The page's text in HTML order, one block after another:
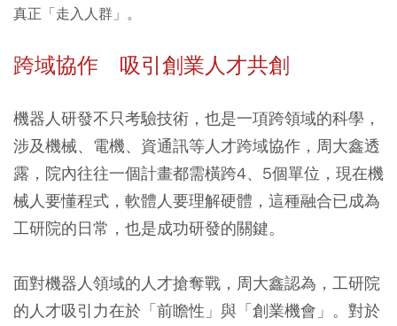
真正「走入人群」。
跨域協作 吸引創業人才共創
機器人研發不只考驗技術，也是一項跨領域的科學，
涉及機械、電機、資通訊等人才跨域協作，周大鑫透
露，院內往往一個計畫都需橫跨4、5個單位，現在機
械人要懂程式，軟體人要理解硬體，這種融合已成為
工研院的日常，也是成功研發的關鍵。
面對機器人領域的人才搶奪戰，周大鑫認為，工研院
的人才吸引力在於「前瞻性」與「創業機會」。對於